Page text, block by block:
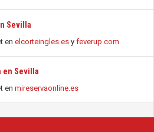
Sevilla
en elcorteingles.es y feverup.com
en Sevilla
en mireservaonline.es